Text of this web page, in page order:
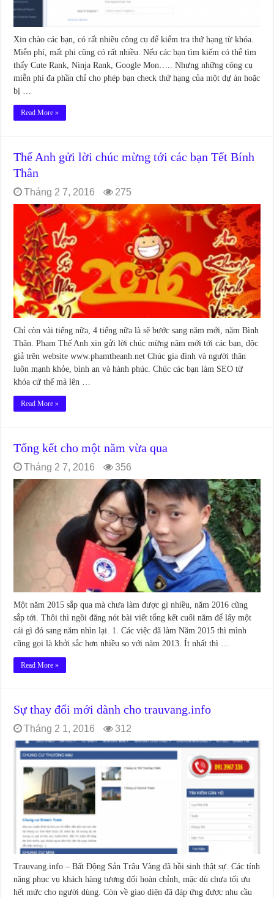
Xin chào các bạn, có rất nhiều công cụ để kiểm tra thứ hạng từ khóa.
Miễn phí, mất phi cũng có rất nhiều. Nếu các bạn tìm kiếm có thể tìm
thấy Cute Rank, Ninja Rank, Google Mon….. Nhưng những công cụ
miễn phí đa phần chỉ cho phép bạn check thứ hạng của một dự án hoặc
bị …
Read More »
Thế Anh gửi lời chúc mừng tới các bạn Tết Bính
Thân
Tháng 2 7, 2016 275
Chỉ còn vài tiếng nữa, 4 tiếng nữa là sẽ bước sang năm mới, năm Bình
Thân. Phạm Thế Anh xin gửi lời chúc mừng năm mới tới các bạn, độc
giả trên website www.phamtheanh.net Chúc gia đình và người thân
luôn mạnh khỏe, bình an và hành phúc. Chúc các bạn làm SEO từ
khóa cứ thế mà lên …
Read More »
Tổng kết cho một năm vừa qua
Tháng 2 7, 2016 356
Một năm 2015 sắp qua mà chưa làm được gì nhiều, năm 2016 cũng
sắp tới. Thôi thì ngồi đăng nót bài viết tổng kết cuối năm để lấy một
cái gì đó sang năm nhìn lại. 1. Các việc đã làm Năm 2015 thì mình
cũng gọi là khởi sắc hơn nhiều so với năm 2013. Ít nhất thì …
Read More »
Sự thay đổi mới dành cho trauvang.info
Tháng 2 1, 2016 312
Trauvang.info – Bất Động Sản Trâu Vàng đã hồi sinh thật sự. Các tính
năng phục vụ khách hàng tương đối hoàn chỉnh, mặc dù chưa tối ưu
hết mức cho người dùng. Còn về giao diện đã đáp ứng được nhu cầu